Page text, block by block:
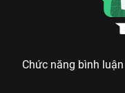
Chức năng bình